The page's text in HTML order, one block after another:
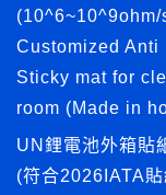
(10^6~10^9ohm/
Customized Anti
Sticky mat for
room (Made in
UN鋰電池外箱貼
(符合2026IATA